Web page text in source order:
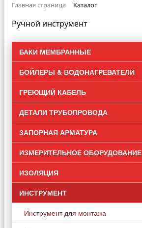
Главная страница Каталог
Ручной инструмент
БАКИ МЕМБРАННЫЕ
БОЙЛЕРЫ & ВОДОНАГРЕВАТЕЛИ
ГРЕЮЩИЙ КАБЕЛЬ
ДЕТАЛИ ТРУБОПРОВОДА
ЗАПОРНАЯ АРМАТУРА
ИЗМЕРИТЕЛЬНОЕ ОБОРУДОВАНИЕ
ИЗОЛЯЦИЯ
ИНСТРУМЕНТ
Инструмент для монтажа